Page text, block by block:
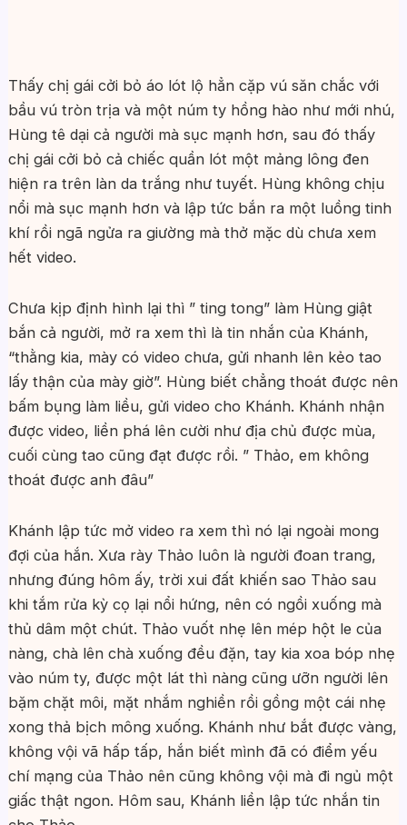
Thấy chị gái cởi bỏ áo lót lộ hẳn cặp vú săn chắc với
bầu vú tròn trịa và một núm ty hồng hào như mới nhú,
Hùng tê dại cả người mà sục mạnh hơn, sau đó thấy
chị gái cởi bỏ cả chiếc quần lót một mảng lông đen
hiện ra trên làn da trắng như tuyết. Hùng không chịu
nổi mà sục mạnh hơn và lập tức bắn ra một luồng tinh
khí rồi ngã ngửa ra giường mà thở mặc dù chưa xem
hết video.
Chưa kịp định hình lại thì ” ting tong” làm Hùng giật
bắn cả người, mở ra xem thì là tin nhắn của Khánh,
“thằng kia, mày có video chưa, gửi nhanh lên kẻo tao
lấy thận của mày giờ”. Hùng biết chẳng thoát được nên
bấm bụng làm liều, gửi video cho Khánh. Khánh nhận
được video, liền phá lên cười như địa chủ được mùa,
cuối cùng tao cũng đạt được rồi. ” Thảo, em không
thoát được anh đâu”
Khánh lập tức mở video ra xem thì nó lại ngoài mong
đợi của hắn. Xưa rày Thảo luôn là người đoan trang,
nhưng đúng hôm ấy, trời xui đất khiến sao Thảo sau
khi tắm rửa kỳ cọ lại nổi hứng, nên có ngồi xuống mà
thủ dâm một chút. Thảo vuốt nhẹ lên mép hột le của
nàng, chà lên chà xuống đều đặn, tay kia xoa bóp nhẹ
vào núm ty, được một lát thì nàng cũng ưỡn người lên
bặm chặt môi, mặt nhắm nghiền rồi gồng một cái nhẹ
xong thả bịch mông xuống. Khánh như bắt được vàng,
không vội vã hấp tấp, hắn biết mình đã có điểm yếu
chí mạng của Thảo nên cũng không vội mà đi ngủ một
giấc thật ngon. Hôm sau, Khánh liền lập tức nhắn tin